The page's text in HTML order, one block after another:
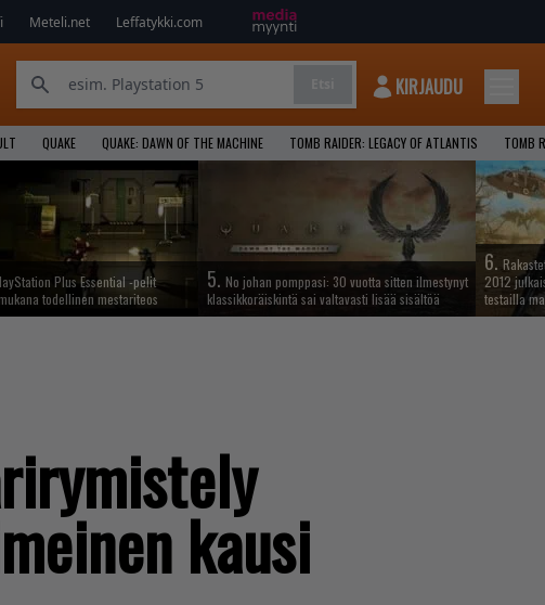
Meteli.net Leffatykki.com
KIRJAUDU
QUAKE QUAKE: DAWN OF THE MACHINE TOMB RAIDER: LEGACY OF ATLANTIS TOMB
Plus Essential -pelit
todellinen mestariteos
5. No johan pomppasi: 30 vuotta sitten ilmestynyt
klassikkoräiskintä sai valtavasti lisää sisältöä
6.
2012
testailla
kausi